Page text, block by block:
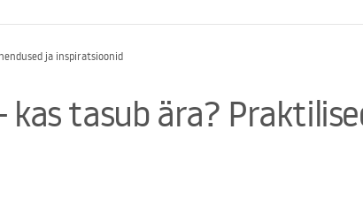
ja inspiratsioonid
tasub ära?